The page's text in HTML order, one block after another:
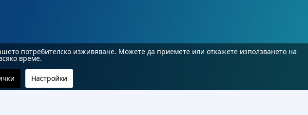
потребителско изживяване. Можете да приемете или откажете използването на
време.
Настройки